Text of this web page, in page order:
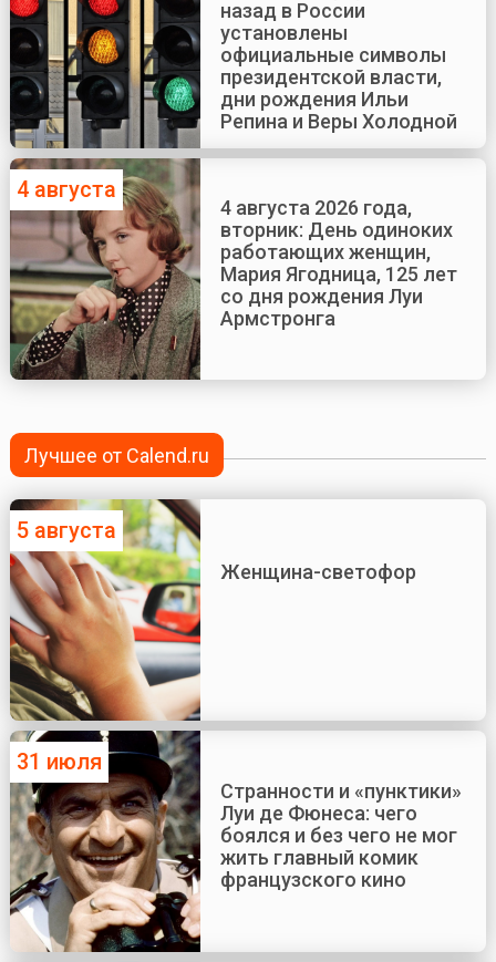
назад в России
установлены
официальные символы
президентской власти,
дни рождения Ильи
Репина и Веры Холодной
4 августа
4 августа 2026 года,
вторник: День одиноких
работающих женщин,
Мария Ягодница, 125 лет
со дня рождения Луи
Армстронга
Лучшее от Calend.ru
5 августа
Женщина-светофор
31 июля
Странности и «пунктики»
Луи де Фюнеса: чего
боялся и без чего не мог
жить главный комик
французского кино